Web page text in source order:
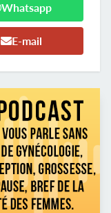
Whatsapp
E-mail